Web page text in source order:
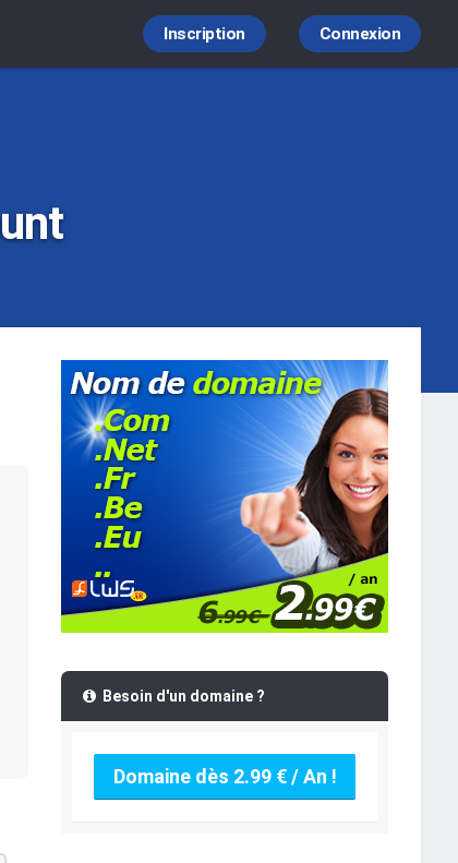
Connexion
Inscription
Besoin d'un domaine ?
Domaine dès 2.99 € / An !